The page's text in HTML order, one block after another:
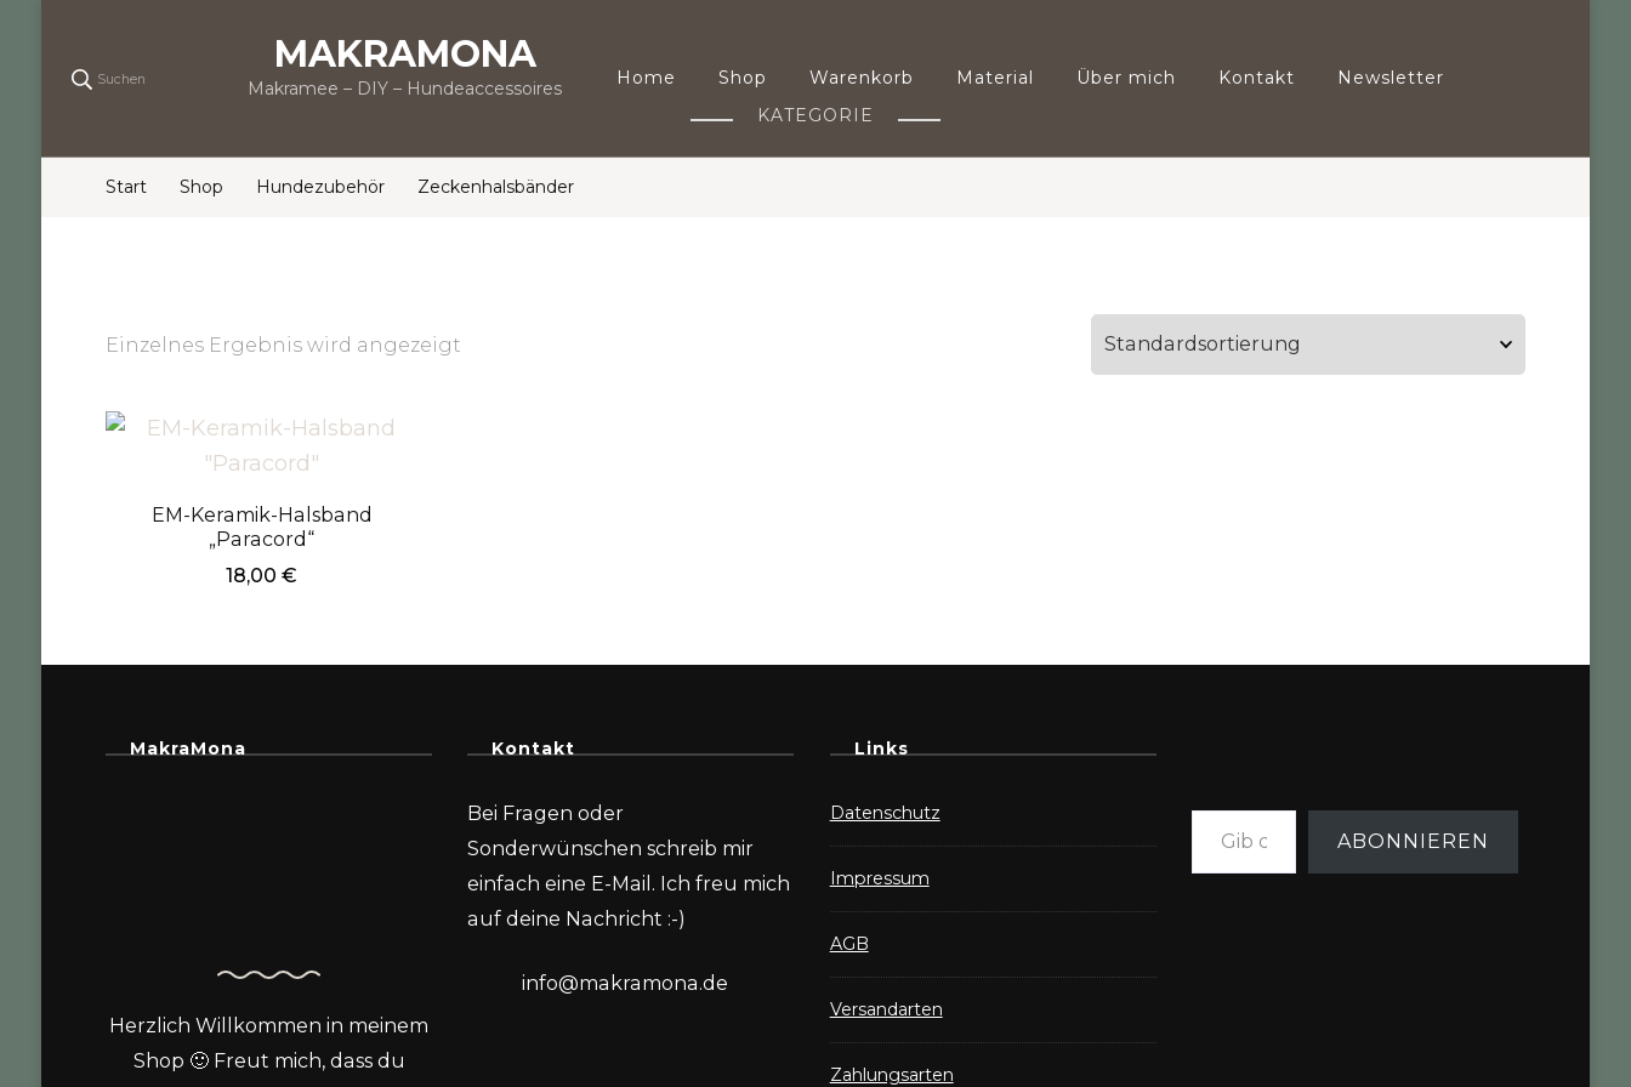
Suchen
MAKRAMONA
Makramee – DIY – Hundeaccessoires Home Shop Warenkorb Material Über mich Kontakt
Newsletter
KATEGORIE
Start Shop Hundezubehör Zeckenhalsbänder
Einzelnes Ergebnis wird angezeigt
EM-Keramik-Halsband
„Paracord“
18,00€
MakraMona
Herzlich Willkommen in meinem
Shop 🙂 Freut mich, dass du
Kontakt
Bei Fragen oder
Sonderwünschen schreib mir
einfach eine E-Mail. Ich freu mich
auf deine Nachricht :-)
info@makramona.de
Links
Datenschutz
Impressum
AGB
Versandarten
Zahlungsarten
Gib deine E-Mail-Adresse ein ...
ABONNIEREN